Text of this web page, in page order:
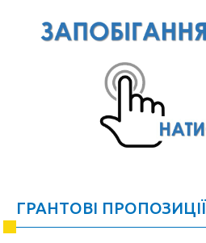
ГРАНТОВІ ПРОПОЗИЦІЇ